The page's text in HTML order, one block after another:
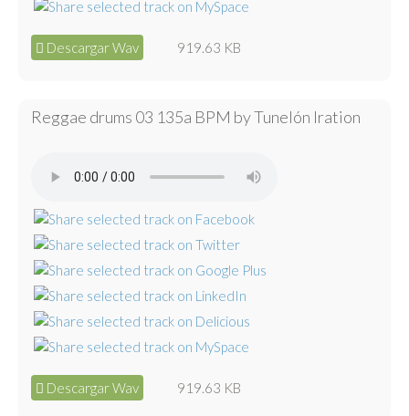
Descargar Wav 919.63 KB
Reggae drums 03 135a BPM by Tunelón Iration
Descargar Wav 919.63 KB